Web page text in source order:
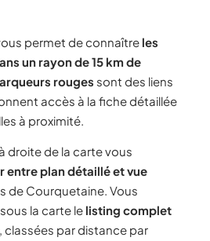
permet de connaître les
un rayon de 15 km de
rouges sont des liens
accès à la fiche détaillée
à proximité.
droite de la carte vous
entre plan détaillé et vue
de Courquetaine. Vous
la carte le listing complet
, classées par distance par